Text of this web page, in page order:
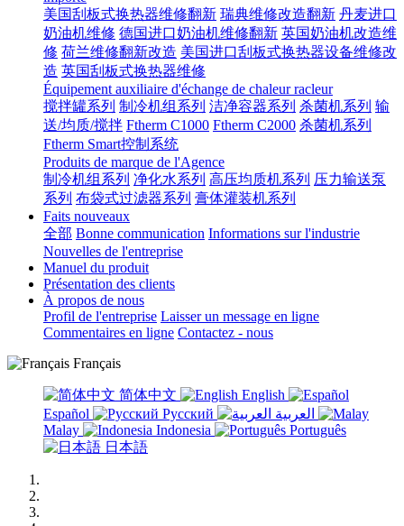
美国刮板式换热器维修翻新 瑞典维修改造翻新 丹麦进口
奶油机维修 德国进口奶油机维修翻新 英国奶油机改造维
修 荷兰维修翻新改造 美国进口刮板式换热器设备维修改
造 英国刮板式换热器维修
Équipement auxiliaire d'échange de chaleur racleur
搅拌罐系列 制冷机组系列 洁净容器系列 杀菌机系列 输
送/均质/搅拌 Ftherm C1000 Ftherm C2000 杀菌机系列
Ftherm Smart控制系统
Produits de marque de l'Agence
制冷机组系列 净化水系列 高压均质机系列 压力输送泵
系列 布袋式过滤器系列 膏体灌装机系列
Faits nouveaux
全部 Bonne communication Informations sur l'industrie
Nouvelles de l'entreprise
Manuel du produit
Présentation des clients
À propos de nous
Profil de l'entreprise Laisser un message en ligne
Commentaires en ligne Contactez - nous
Français
简体中文
English
Español
Русский
Malay
Indonesia
Português
日本語